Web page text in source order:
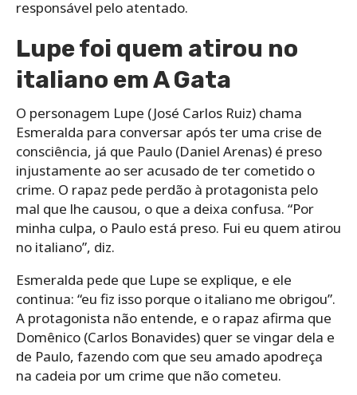
responsável pelo atentado.
Lupe foi quem atirou no
italiano em A Gata
O personagem Lupe (José Carlos Ruiz) chama
Esmeralda para conversar após ter uma crise de
consciência, já que Paulo (Daniel Arenas) é preso
injustamente ao ser acusado de ter cometido o
crime. O rapaz pede perdão à protagonista pelo
mal que lhe causou, o que a deixa confusa. “Por
minha culpa, o Paulo está preso. Fui eu quem atirou
no italiano”, diz.
Esmeralda pede que Lupe se explique, e ele
continua: “eu fiz isso porque o italiano me obrigou”.
A protagonista não entende, e o rapaz afirma que
Domênico (Carlos Bonavides) quer se vingar dela e
de Paulo, fazendo com que seu amado apodreça
na cadeia por um crime que não cometeu.